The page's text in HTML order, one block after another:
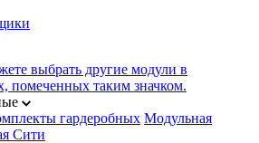
выбрать другие модули в
помеченных таким значком.
гардеробных Модульная
Сити